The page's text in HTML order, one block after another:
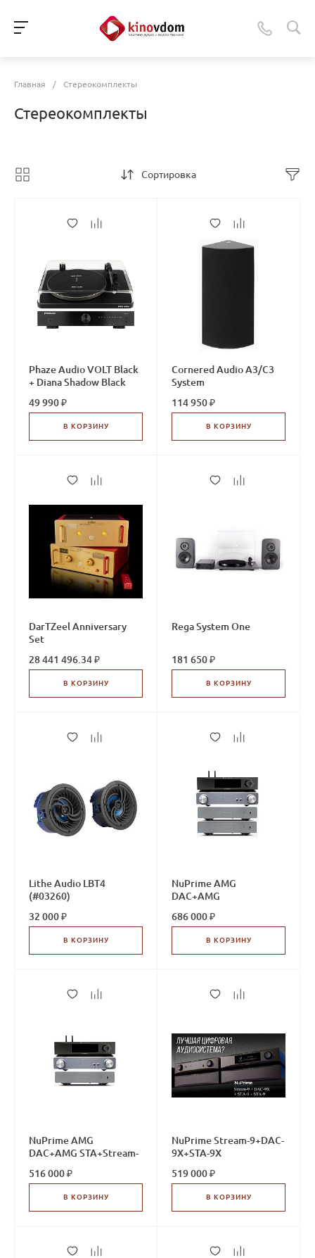
Главная / Стереокомплекты
Стереокомплекты
Сортировка
Phaze Audio VOLT Black
+ Diana Shadow Black
49 990 ₽
В КОРЗИНУ
Cornered Audio A3/C3
System
114 950 ₽
В КОРЗИНУ
DarTZeel Anniversary
Set
28 441 496.34 ₽
В КОРЗИНУ
Rega System One
181 650 ₽
В КОРЗИНУ
Lithe Audio LBT4
(#03260)
32 000 ₽
В КОРЗИНУ
NuPrime AMG
DAC+AMG
686 000 ₽
В КОРЗИНУ
NuPrime AMG
DAC+AMG STA+Stream-
516 000 ₽
В КОРЗИНУ
NuPrime Stream-9+DAC-
9X+STA-9X
519 000 ₽
В КОРЗИНУ